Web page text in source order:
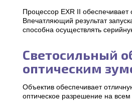
Процессор EXR II
Впечатляющий результат
способна осуществлять
Светосильный
оптическим
Объектив обеспечивает
оптическое разрешение на